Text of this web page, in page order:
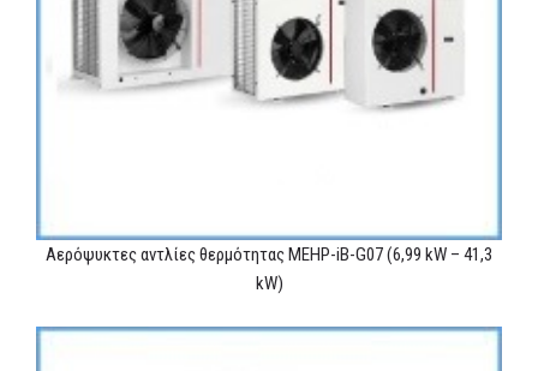
Αερόψυκτες αντλίες θερμότητας MEHP-iB-G07 (6,99 kW – 41,3
kW)